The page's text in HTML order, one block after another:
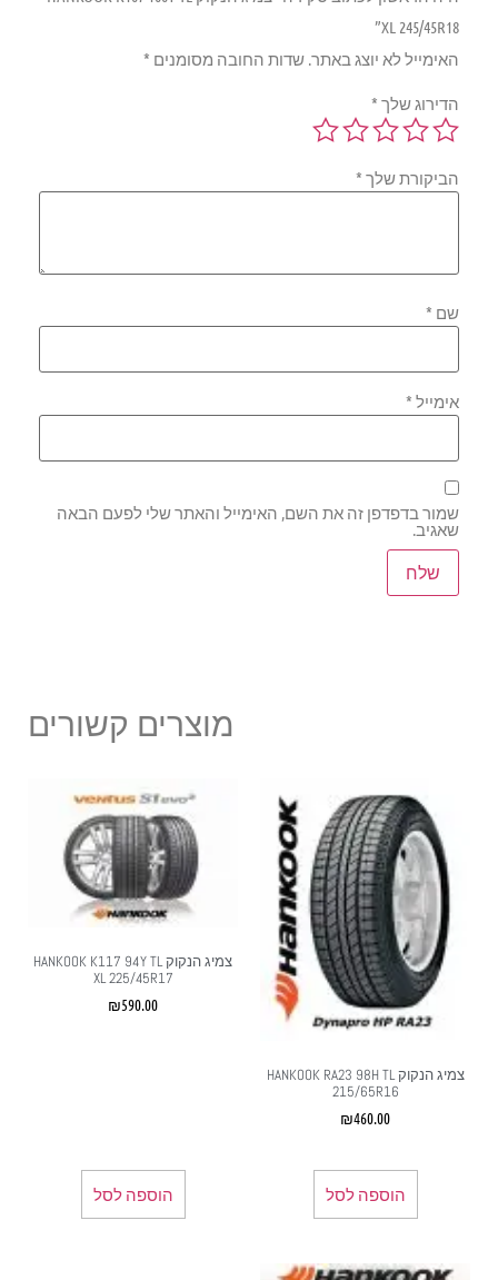
XL 245/45R18”
האימייל לא יוצג באתר.שדות החובה מסומנים*
הדירוג שלך*
הביקורת שלך*
שם*
אימייל*
שמור בדפדפן זה את השם, האימייל והאתר שלי לפעם הבאה
שאגיב.
מוצרים קשורים
צמיג הנקוק HANKOOK RA23 98H TL
215/65R16
₪460.00
הוספה לסל
צמיג הנקוק HANKOOK K117 94Y TL
XL 225/45R17
₪590.00
הוספה לסל